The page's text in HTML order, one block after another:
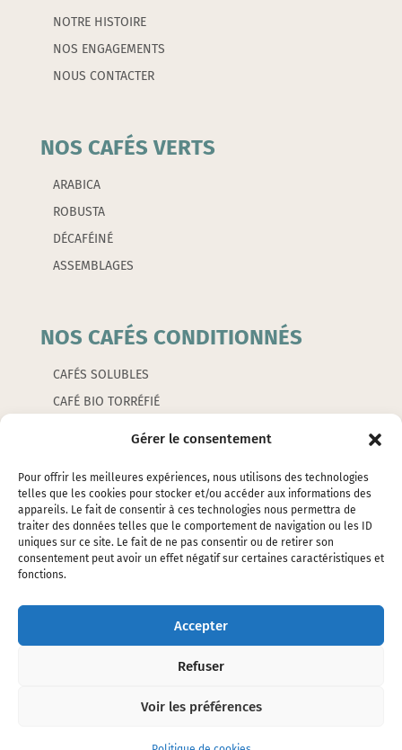
Gérer le consentement
Pour offrir les meilleures expériences, nous utilisons des technologies
telles que les cookies pour stocker et/ou accéder aux informations des
appareils. Le fait de consentir à ces technologies nous permettra de
traiter des données telles que le comportement de navigation ou les ID
uniques sur ce site. Le fait de ne pas consentir ou de retirer son
consentement peut avoir un effet négatif sur certaines caractéristiques et
fonctions.
Accepter
Refuser
Voir les préférences
NOTRE HISTOIRE
NOS ENGAGEMENTS
NOUS CONTACTER
NOS CAFÉS VERTS
ARABICA
ROBUSTA
DÉCAFÉINÉ
ASSEMBLAGES
NOS CAFÉS CONDITIONNÉS
CAFÉS SOLUBLES
CAFÉ BIO TORRÉFIÉ
LES ACCESSOIRES
EMBALLAGES
CAFETIERES ET PETITS ACCESSOIRES